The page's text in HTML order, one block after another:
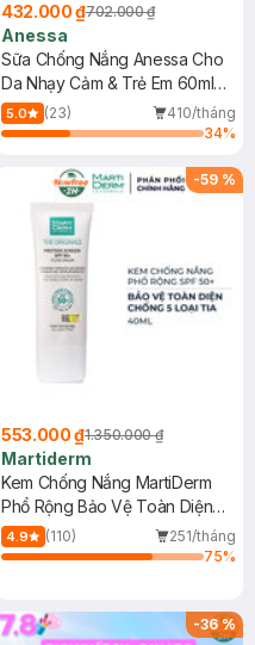
432.000 ₫702.000 ₫
Anessa
Sữa Chống Nắng Anessa Cho
Da Nhạy Cảm & Trẻ Em 60ml
(Mới)
5.0 (23)
410/tháng
34%
-59 %
553.000 ₫1.350.000 ₫
Martiderm
Kem Chống Nắng MartiDerm
Phổ Rộng Bảo Vệ Toàn Diện
40ml
4.9 (110)
251/tháng
75%
-36%